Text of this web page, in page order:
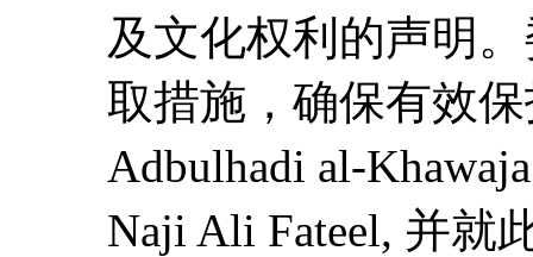
及文化权利的声明
取措施，确保有效
Adbulhadi al-
Naji Ali Fateel, 并就